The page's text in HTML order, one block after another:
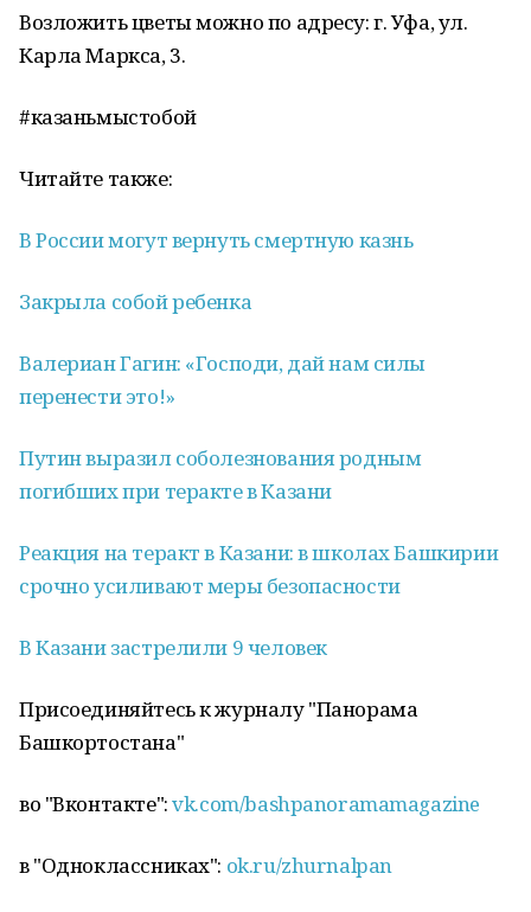
Возложить цветы можно по адресу: г. Уфа, ул.
Карла Маркса, 3.
#казаньмыстобой
Читайте также:
В России могут вернуть смертную казнь
Закрыла собой ребенка
Валериан Гагин: «Господи, дай нам силы
перенести это!»
Путин выразил соболезнования родным
погибших при теракте в Казани
Реакция на теракт в Казани: в школах Башкирии
срочно усиливают меры безопасности
В Казани застрелили 9 человек
Присоединяйтесь к журналу "Панорама
Башкортостана"
во "Вконтакте":vk.com/bashpanoramamagazine
в "Одноклассниках": ok.ru/zhurnalpan